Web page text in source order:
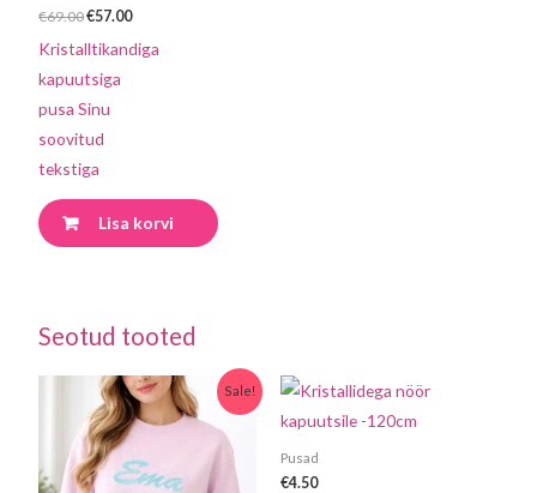
€69.00€57.00
Kristalltikandiga
kapuutsiga
pusa Sinu
soovitud
tekstiga
Lisa korvi
Seotud tooted
Sale!
Algne
hind
oli:
€67.00.
Praegune
hind
on:
Sellel
tootel
on
mitu
Pusad
€4.50